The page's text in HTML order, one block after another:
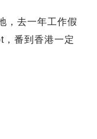
，去一年工作假
番到香港一定